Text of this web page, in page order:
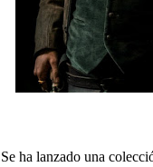
Se ha lanzado una